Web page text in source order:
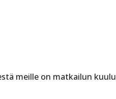
meille on matkailun